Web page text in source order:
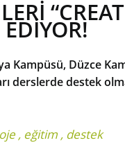
Kampüsü, Düzce
derslerde destek
, eğitim , destek